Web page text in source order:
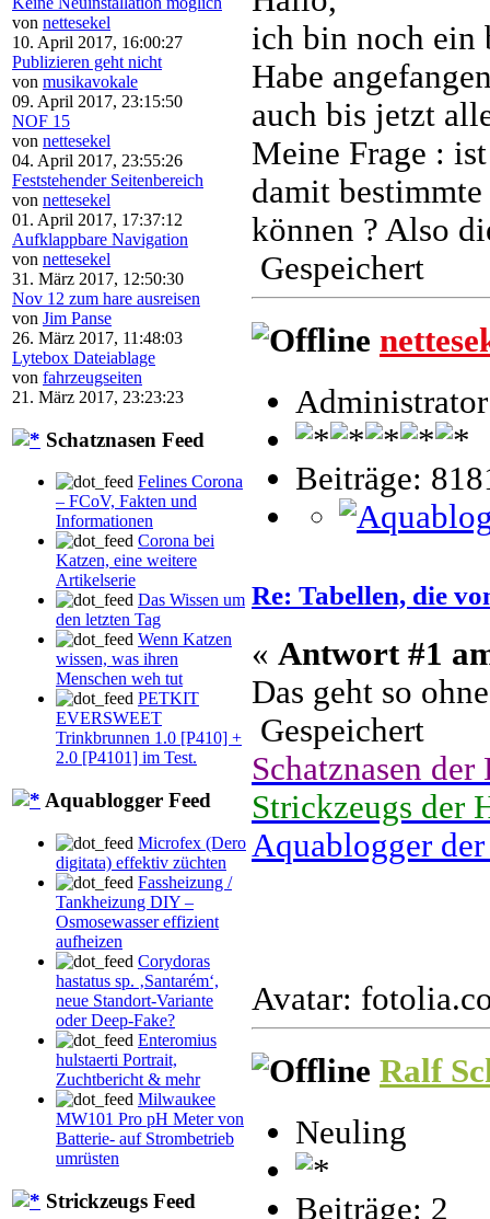
von nettesekel
10. April 2017, 16:00:27
Publizieren geht nicht
von musikavokale
09. April 2017, 23:15:50
NOF 15
von nettesekel
04. April 2017, 23:55:26
Feststehender Seitenbereich
von nettesekel
01. April 2017, 17:37:12
Aufklappbare Navigation
von nettesekel
31. März 2017, 12:50:30
Nov 12 zum hare ausreisen
von Jim Panse
26. März 2017, 11:48:03
Lytebox Dateiablage
von fahrzeugseiten
21. März 2017, 23:23:23
Schatznasen Feed
Felines Corona
– FCoV, Fakten und
Informationen
Corona bei
Katzen, eine weitere
Artikelserie
Das Wissen um
den letzten Tag
Wenn Katzen
wissen, was ihren
Menschen weh tut
PETKIT
EVERSWEET
Trinkbrunnen 1.0 [P410] +
2.0 [P4101] im Test.
Aquablogger Feed
Microfex (Dero
digitata) effektiv züchten
Fassheizung /
Tankheizung DIY –
Osmosewasser effizient
aufheizen
Corydoras
hastatus sp. ‚Santarém‘,
neue Standort-Variante
oder Deep-Fake?
Enteromius
hulstaerti Portrait,
Zuchtbericht & mehr
Milwaukee
MW101 Pro pH Meter von
Batterie- auf Strombetrieb
umrüsten
Strickzeugs Feed
ich bin noch ein
Habe
auch bis jetzt
Meine Frage :
damit
können ? Also
Gespeichert
Administrator
Beiträge:
Re: Tabellen, die
« Antwort #1
Das geht so
Gespeichert
Schatznasen
Strickzeugs der
Aquablogger
Avatar:
Ralf
Neuling
Beiträge: 2